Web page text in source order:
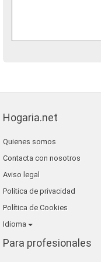
Hogaria.net
Quienes somos
Contacta con nosotros
Aviso legal
Política de privacidad
Política de Cookies
Idioma
Para profesionales